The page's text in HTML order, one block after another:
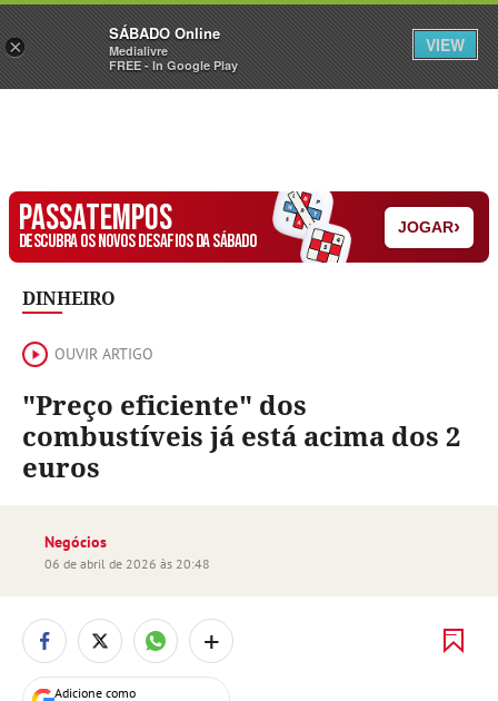
Sábado Assine Iniciar Sessão
PASSATEMPOS
DESCUBRA OS NOVOS DESAFIOS DA SÁBADO
JOGAR›
DINHEIRO
OUVIR ARTIGO
"Preço eficiente" dos
combustíveis já está acima dos 2
euros
Negócios
06 de abril de 2026 às 20:48
+
Adicione como
×
SÁBADO Online
Medialivre
FREE - In Google Play
VIEW